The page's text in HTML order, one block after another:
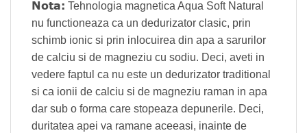
Nota: Tehnologia magnetica Aqua Soft Natural
nu functioneaza ca un dedurizator clasic, prin
schimb ionic si prin inlocuirea din apa a sarurilor
de calciu si de magneziu cu sodiu. Deci, aveti in
vedere faptul ca nu este un dedurizator traditional
si ca ionii de calciu si de magneziu raman in apa
dar sub o forma care stopeaza depunerile. Deci,
duritatea apei va ramane aceeasi, inainte de